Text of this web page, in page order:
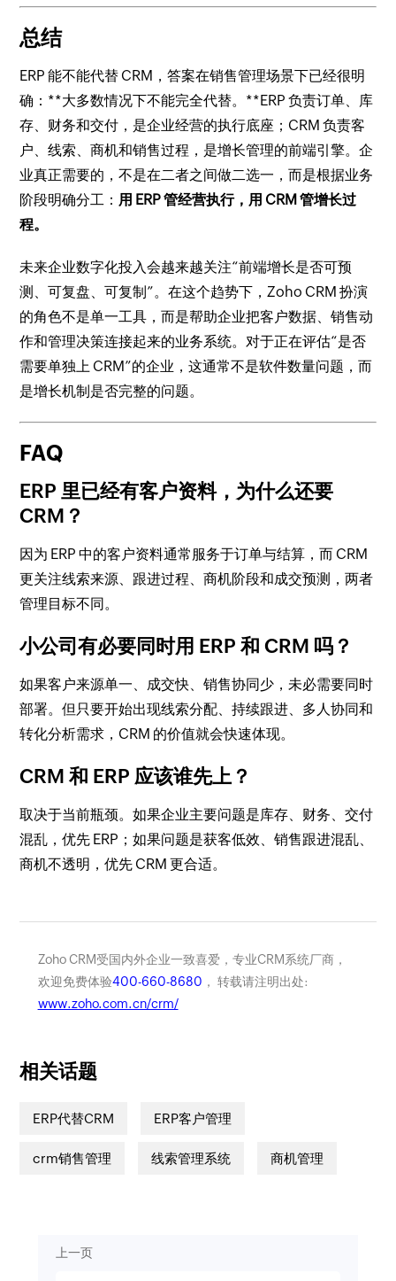
总结
ERP 能不能代替 CRM，答案在销售管理场景下已经很明
确：**大多数情况下不能完全代替。**ERP 负责订单、库
存、财务和交付，是企业经营的执行底座；CRM 负责客
户、线索、商机和销售过程，是增长管理的前端引擎。企
业真正需要的，不是在二者之间做二选一，而是根据业务
阶段明确分工： 用 ERP 管经营执行，用 CRM 管增长过
程。
未来企业数字化投入会越来越关注“前端增长是否可预
测、可复盘、可复制”。在这个趋势下，Zoho CRM 扮演
的角色不是单一工具，而是帮助企业把客户数据、销售动
作和管理决策连接起来的业务系统。对于正在评估“是否
需要单独上 CRM”的企业，这通常不是软件数量问题，而
是增长机制是否完整的问题。
FAQ
ERP 里已经有客户资料，为什么还要
CRM？
因为 ERP 中的客户资料通常服务于订单与结算，而 CRM
更关注线索来源、跟进过程、商机阶段和成交预测，两者
管理目标不同。
小公司有必要同时用 ERP 和 CRM 吗？
如果客户来源单一、成交快、销售协同少，未必需要同时
部署。但只要开始出现线索分配、持续跟进、多人协同和
转化分析需求，CRM 的价值就会快速体现。
CRM 和 ERP 应该谁先上？
取决于当前瓶颈。如果企业主要问题是库存、财务、交付
混乱，优先 ERP；如果问题是获客低效、销售跟进混乱、
商机不透明，优先 CRM 更合适。
Zoho CRM受国内外企业一致喜爱，专业CRM系统厂商，
欢迎免费体验400-660-8680 ， 转载请注明出处:
www.zoho.com.cn/crm/
相关话题
ERP代替CRM ERP客户管理
crm销售管理 线索管理系统 商机管理
上一页